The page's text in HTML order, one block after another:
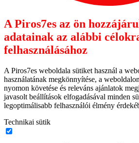
A Piros7es az ön
adatainak az alábbi
felhasználásához
A Piros7es weboldala sütiket használ a
használatának megkönnyítése, a
nyomon követése és releváns ajánlatok
javasolt beállítások elfogadásával minden
legoptimálisabb felhasználói élmény
Technikai sütik